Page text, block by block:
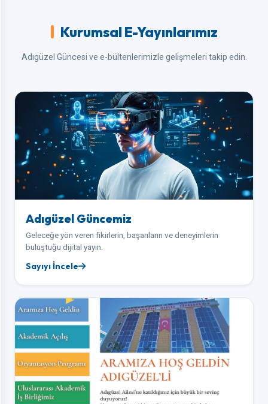
Kurumsal E-Yayınlarımız
Adıgüzel Güncesi ve e-bültenlerimizle gelişmeleri takip edin.
Adıgüzel Güncemiz
Geleceğe yön veren fikirlerin, başarıların ve deneyimlerin
buluştuğu dijital yayın.
Sayıyı İncele